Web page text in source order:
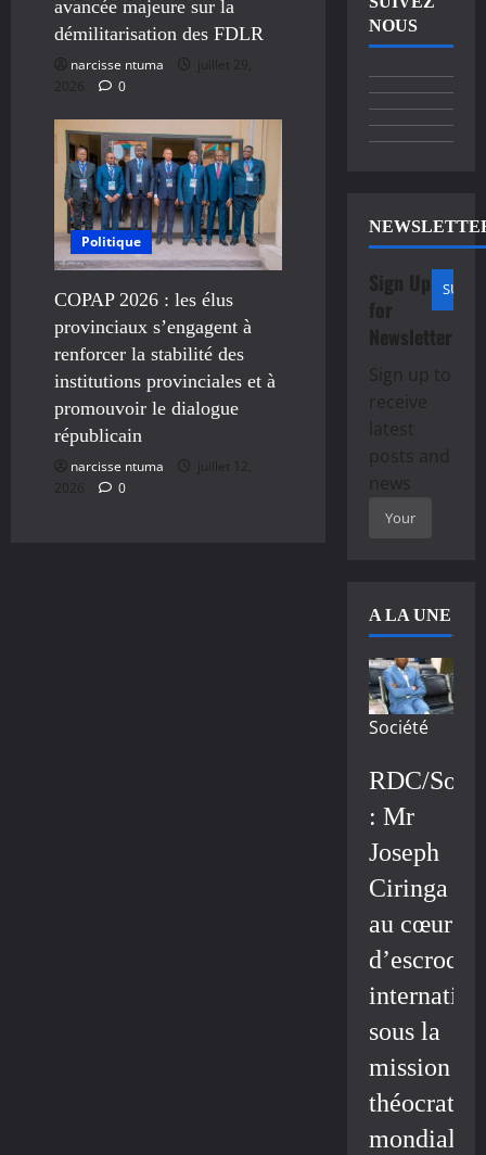
avancée majeure sur la
démilitarisation des FDLR
narcisse ntuma
juillet 29,
2026
0
Politique
COPAP 2026 : les élus
provinciaux s’engagent à
renforcer la stabilité des
institutions provinciales et à
promouvoir le dialogue
républicain
narcisse ntuma
juillet 12,
2026
0
NOUS
Sign Up
for
Newsletter
Sign up to
receive
latest
posts and
news
A LA UNE
Société
RDC/
: Mr
Joseph
Ciringa
au cœur
sous la
mission
mondiale/